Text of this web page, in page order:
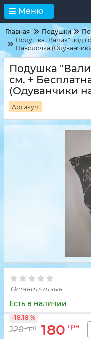
Меню
Главная Подушки
Подушка "Валик" под
Наволочка
Подушка
см. +
(Одуванчики
Артикул:
Оставить отзыв
Есть в наличии
220 грн 180 грн
-18.18 %